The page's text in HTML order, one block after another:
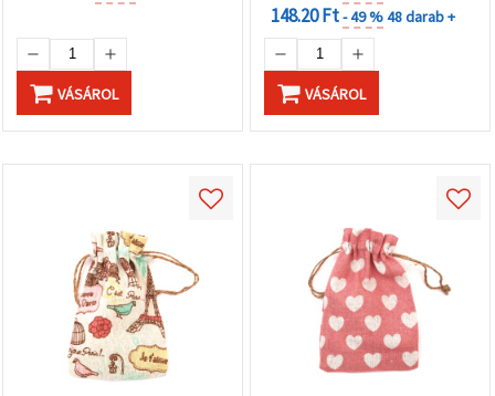
VÁSÁROL
148.20 Ft- 49 %48 darab +
VÁSÁROL